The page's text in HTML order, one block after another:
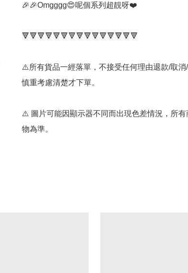
🎉🎉Omgggg😍呢個系列超靚呀❤️
🔻🔻🔻🔻🔻🔻🔻🔻🔻🔻🔻🔻🔻🔻🔻
⚠️所有貨品一經落單，不接受任何理由退款/取消
慎重考慮清楚才下單。
⚠️ 圖片可能因顯示器不同而出現色差情況，所有
物為準。